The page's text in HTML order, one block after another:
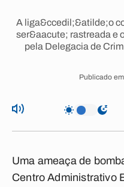
A liga&ccedil;&atilde;o
ser&aacute; rastreada e
pela Delegacia de
Publicado
Uma ameaça de
Centro Administrativo